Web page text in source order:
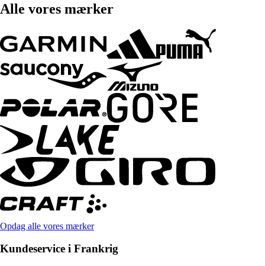
Alle vores mærker
Opdag alle vores mærker
Kundeservice i Frankrig